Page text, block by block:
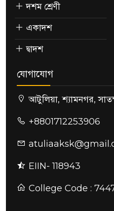
দশম শ্রেণী
একাদশ
দ্বাদশ
যোগাযোগ
আটুলিয়া, শ্যামনগর,
+8801712253906
EIIN- 118943
College Code :